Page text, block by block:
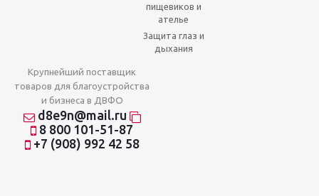
пищевиков и
ателье
Защита глаз и
дыхания
Крупнейший поставщик
товаров для благоустройства
и бизнеса в ДВФО
d8e9n@mail.ru
8 800 101-51-87
+7 (908) 992 42 58